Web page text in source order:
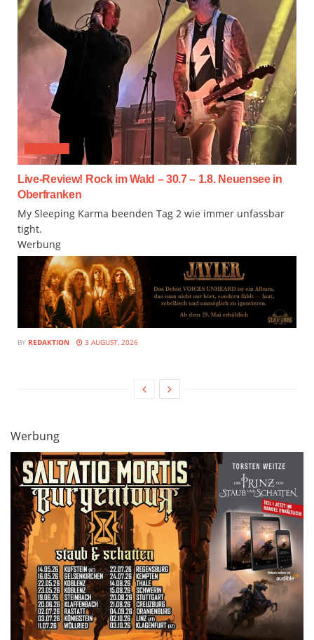
Live-Review! Rock im Wald – 30.7 – 1.8. Neuensee in
Oberfranken
My Sleeping Karma beenden Tag 2 wie immer unfassbar
tight.
Werbung
BY REDAKTION 3 AUGUST, 2026
Werbung